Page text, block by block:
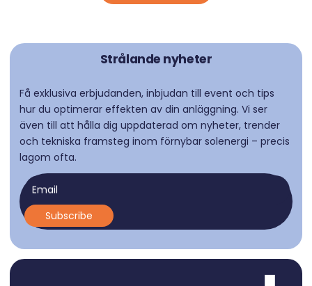
Strålande nyheter
Få exklusiva erbjudanden, inbjudan till event och tips
hur du optimerar effekten av din anläggning. Vi ser
även till att hålla dig uppdaterad om nyheter, trender
och tekniska framsteg inom förnybar solenergi – precis
lagom ofta.
Email